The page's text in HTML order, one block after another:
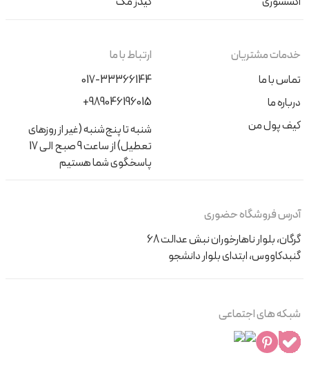
خدمات مشتریان
تماس با ما
درباره ما
کیف پول من
ارتباط با ما
017-33366144
+989046196015
شنبه تا پنج‌شنبه (غیر از روزهای
تعطیل) از ساعت 9 صبح الی 17
پاسخگوی شما هستیم
آدرس فروشگاه حضوری
گرگان، بلوار ناهارخوران نبش عدالت 68
گنبدکاووس، ابتدای بلوار دانشجو
شبکه های اجتماعی